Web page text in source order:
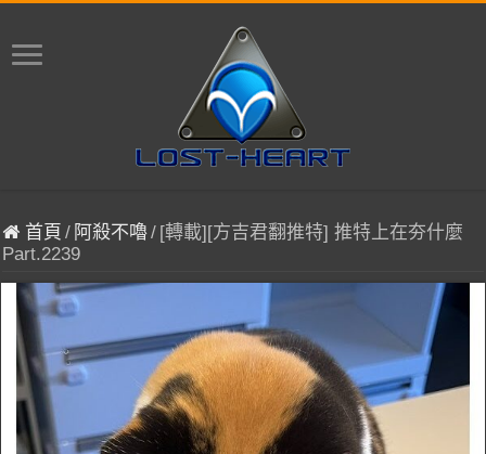
首頁 / 阿殺不嚕/ [轉載][方吉君翻推特] 推特上在夯什麼
Part.2239